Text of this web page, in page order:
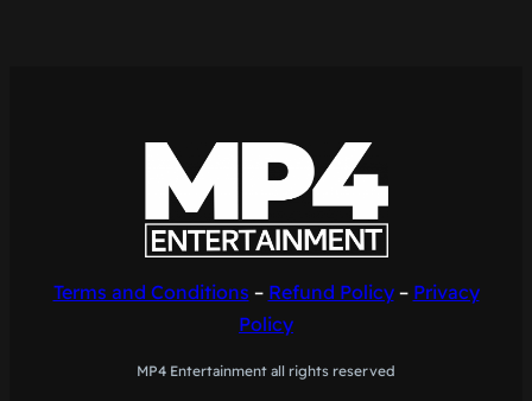
Terms and Conditions – Refund Policy– Privacy
Policy
MP4 Entertainment all rights reserved